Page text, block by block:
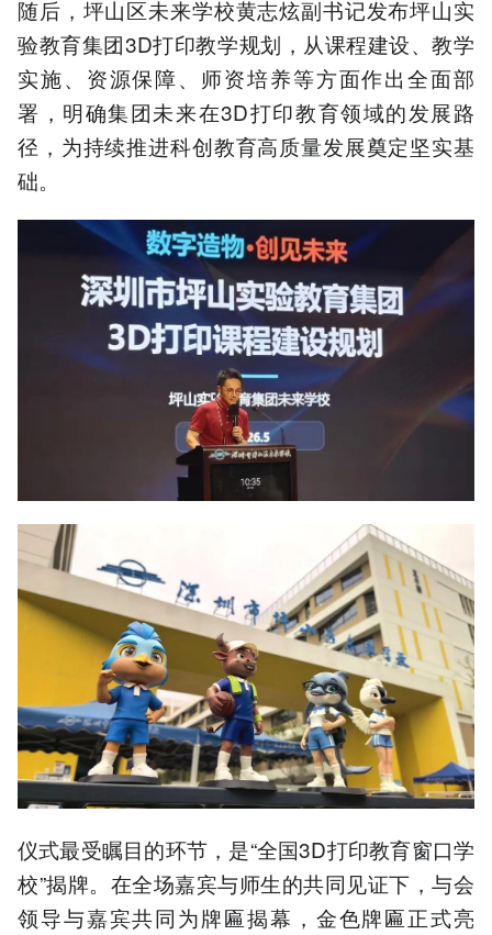
随后，坪山区未来学校黄志炫副书记发布坪山实
验教育集团3D打印教学规划，从课程建设、教学
实施、资源保障、师资培养等方面作出全面部
署，明确集团未来在3D打印教育领域的发展路
径，为持续推进科创教育高质量发展奠定坚实基
础。
仪式最受瞩目的环节，是“全国3D打印教育窗口学
校”揭牌。在全场嘉宾与师生的共同见证下，与会
领导与嘉宾共同为牌匾揭幕，金色牌匾正式亮